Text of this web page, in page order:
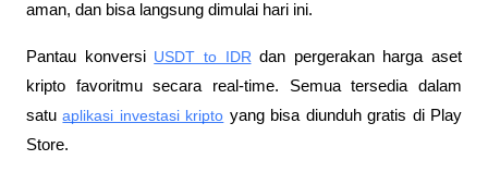
aman, dan bisa langsung dimulai hari ini.
Pantau konversi USDT to IDR dan pergerakan harga aset
kripto favoritmu secara real-time. Semua tersedia dalam
satu aplikasi investasi kripto yang bisa diunduh gratis di Play
Store.